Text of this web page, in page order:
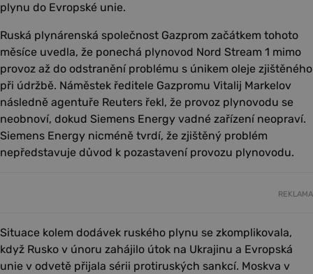
plynu do Evropské unie.
Ruská plynárenská společnost Gazprom začátkem tohoto
měsíce uvedla, že ponechá plynovod Nord Stream 1 mimo
provoz až do odstranění problému s únikem oleje zjištěného
při údržbě. Náměstek ředitele Gazpromu Vitalij Markelov
následně agentuře Reuters řekl, že provoz plynovodu se
neobnoví, dokud Siemens Energy vadné zařízení neopraví.
Siemens Energy nicméně tvrdí, že zjištěný problém
nepředstavuje důvod k pozastavení provozu plynovodu.
REKLAMA
Situace kolem dodávek ruského plynu se zkomplikovala,
když Rusko v únoru zahájilo útok na Ukrajinu a Evropská
unie v odvetě přijala sérii protiruských sankcí. Moskva v